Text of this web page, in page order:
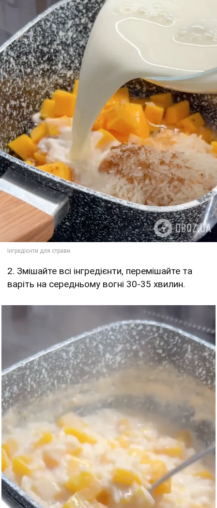
2. Змішайте всі інгредієнти, перемішайте та
варіть на середньому вогні 30-35 хвилин.